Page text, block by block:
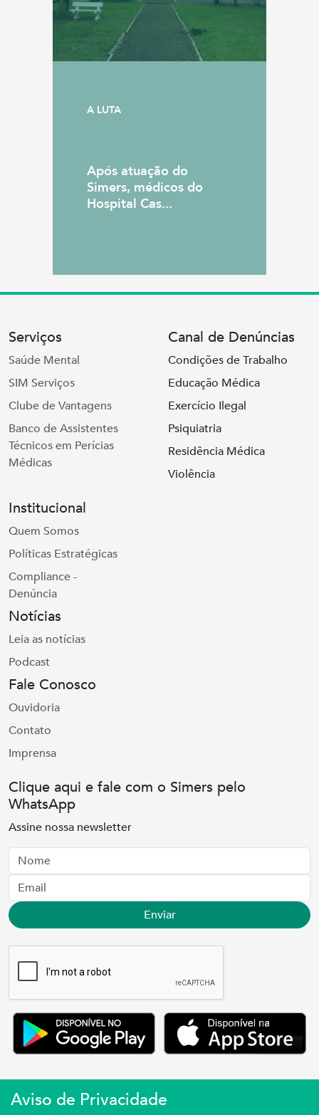
A LUTA
Após atuação do
Simers, médicos do
Hospital Cas...
Aviso de Privacidade
Serviços
Saúde Mental
SIM Serviços
Clube de Vantagens
Banco de Assistentes
Técnicos em Perícias
Médicas
Canal de Denúncias
Condições de Trabalho
Educação Médica
Exercício Ilegal
Psiquiatria
Residência Médica
Violência
Institucional
Quem Somos
Políticas Estratégicas
Compliance -
Denúncia
Notícias
Leia as notícias
Podcast
Fale Conosco
Ouvidoria
Contato
Imprensa
Clique aqui e fale com o Simers pelo
WhatsApp
Assine nossa newsletter
Nome
Email
Enviar